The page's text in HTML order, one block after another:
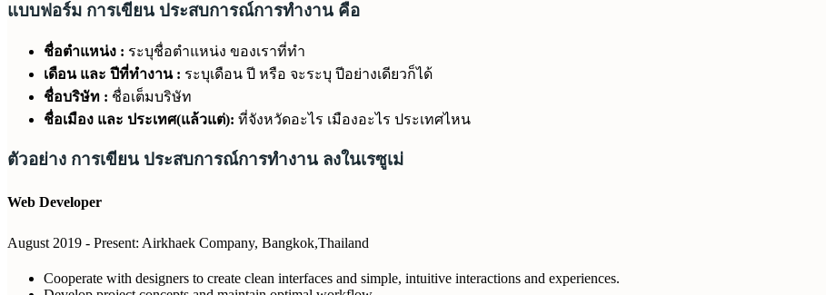
แบบฟอร์ม การเขียน ประสบการณ์การทำงาน คือ
ชื่อตำแหน่ง : ระบุชื่อตำแหน่ง ของเราที่ทำ
เดือน และ ปีที่ทำงาน : ระบุเดือน ปี หรือ จะระบุ ปีอย่างเดียวก็ได้
ชื่อบริษัท : ชื่อเต็มบริษัท
ชื่อเมือง และ ประเทศ(แล้วแต่): ที่จังหวัดอะไร เมืองอะไร ประเทศไหน
ตัวอย่าง การเขียน ประสบการณ์การทำงาน ลงในเรซูเม่
Web Developer
August 2019 - Present: Airkhaek Company, Bangkok,Thailand
Cooperate with designers to create clean interfaces and simple, intuitive interactions and experiences.